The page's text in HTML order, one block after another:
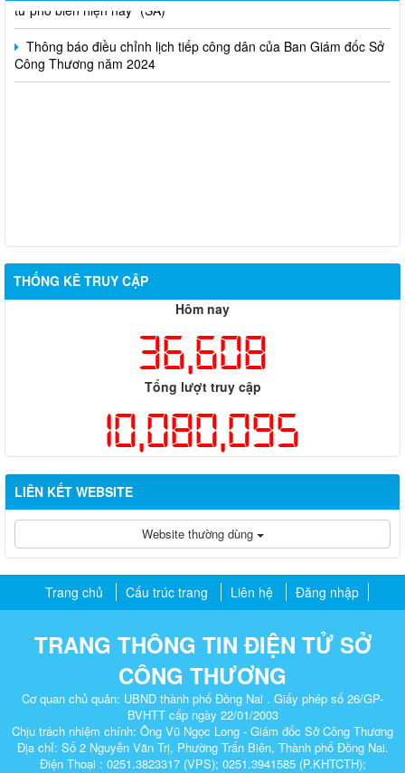
Thông báo điều chỉnh lịch tiếp công dân của Ban Giám đốc Sở
Công Thương năm 2024
THỐNG KÊ TRUY CẬP
Hôm nay
36,608
Tổng lượt truy cập
10,080,095
LIÊN KẾT WEBSITE
Website thường dùng
Trang chủ Cấu trúc trang Liên hệ Đăng nhập
TRANG THÔNG TIN ĐIỆN TỬ SỞ
CÔNG THƯƠNG
Cơ quan chủ quản: UBND thành phố Đồng Nai . Giấy phép số 26/GP-
BVHTT cấp ngày 22/01/2003
Chịu trách nhiệm chính: Ông Vũ Ngọc Long - Giám đốc Sở Công Thương
Địa chỉ: Số 2 Nguyễn Văn Trị, Phường Trấn Biên, Thành phố Đồng Nai.
Điện Thoại : 0251.3823317 (VPS); 0251.3941585 (P.KHTCTH);